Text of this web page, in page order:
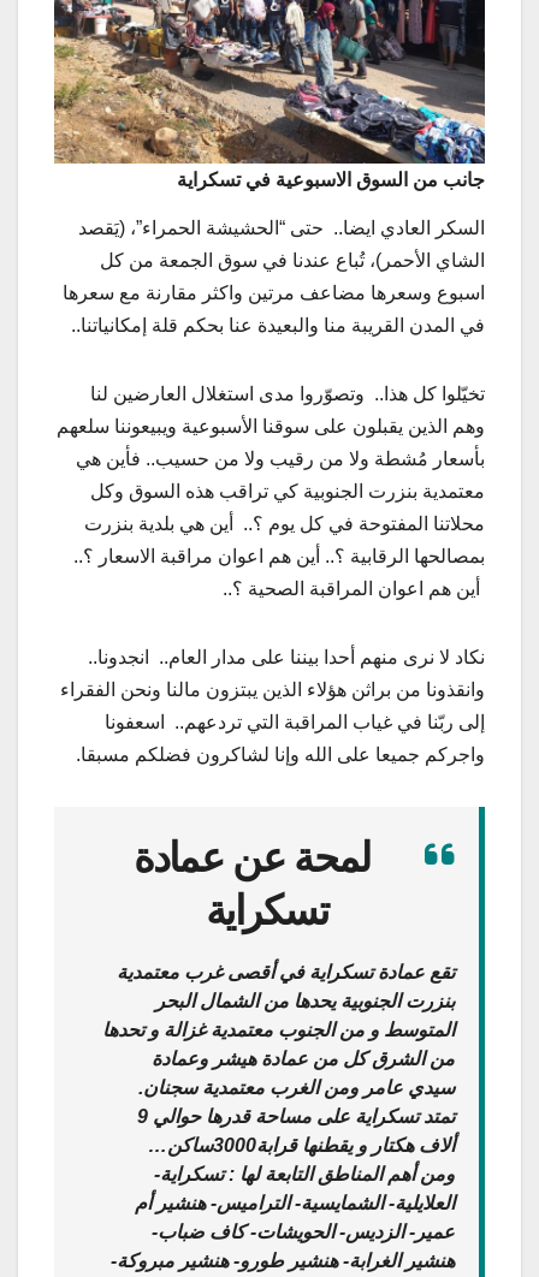
جانب من السوق الاسبوعية في تسكراية
السكر العادي ايضا.. حتى “الحشيشة الحمراء”، (يَقصد
الشاي الأحمر)، تُباع عندنا في سوق الجمعة من كل
اسبوع وسعرها مضاعف مرتين واكثر مقارنة مع سعرها
في المدن القريبة منا والبعيدة عنا بحكم قلة إمكانياتنا..
تخيّلوا كل هذا.. وتصوّروا مدى استغلال العارضين لنا
وهم الذين يقبلون على سوقنا الأسبوعية ويبيعوننا سلعهم
بأسعار مُشطة ولا من رقيب ولا من حسيب.. فأين هي
معتمدية بنزرت الجنوبية كي تراقب هذه السوق وكل
محلاتنا المفتوحة في كل يوم ؟.. أين هي بلدية بنزرت
بمصالحها الرقابية ؟.. أين هم اعوان مراقبة الاسعار ؟..
أين هم اعوان المراقبة الصحية ؟..
نكاد لا نرى منهم أحدا بيننا على مدار العام.. انجدونا..
وانقذونا من براثن هؤلاء الذين يبتزون مالنا ونحن الفقراء
إلى ربّنا في غياب المراقبة التي تردعهم.. اسعفونا
واجركم جميعا على الله وإنا لشاكرون فضلكم مسبقا.
لمحة عن عمادة
تسكراية
تقع عمادة تسكراية في أقصى غرب معتمدية
بنزرت الجنوبية يحدها من الشمال البحر
المتوسط و من الجنوب معتمدية غزالة و تحدها
من الشرق كل من عمادة هيشر وعمادة
سيدي عامر ومن الغرب معتمدية سجنان.
تمتد تسكراية على مساحة قدرها حوالي 9
ألاف هكتار و يقطنها قرابة3000ساكن
…
ومن أهم المناطق التابعة لها : تسكراية-
العلايلية- الشمايسية- التراميس- هنشير أم
عمير- الزديس- الحويشات- كاف ضباب-
هنشير الغرابة- هنشير طورو- هنشير مبروكة-